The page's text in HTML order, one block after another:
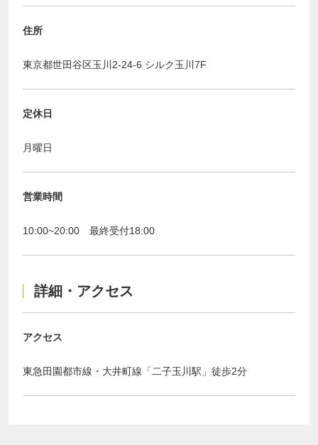
住所
東京都世田谷区玉川2-24-6 シルク玉川7F
定休日
月曜日
営業時間
10:00~20:00 最終受付18:00
詳細・アクセス
アクセス
東急田園都市線・大井町線「二子玉川駅」徒歩2分